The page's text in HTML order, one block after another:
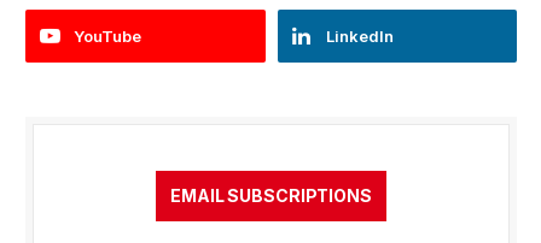
YouTube LinkedIn
EMAIL SUBSCRIPTIONS